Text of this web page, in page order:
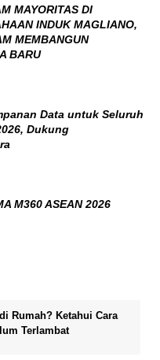
MAYORITAS DI
INDUK MAGLIANO,
MEMBANGUN
BARU
Data untuk Seluruh
Dukung
M360 ASEAN 2026
Rumah? Ketahui Cara
Terlambat